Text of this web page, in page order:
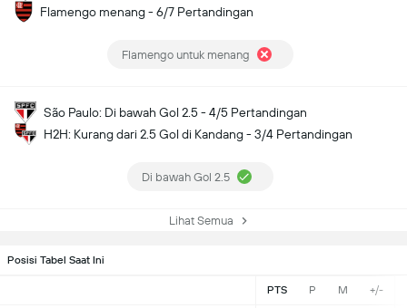
Posisi Tabel Saat Ini
PTS P M +/-
Flamengo menang - 6/7 Pertandingan
Flamengo untuk menang
São Paulo: Di bawah Gol 2.5 - 4/5 Pertandingan
H2H: Kurang dari 2.5 Gol di Kandang - 3/4 Pertandingan
Di bawah Gol 2.5
Lihat Semua